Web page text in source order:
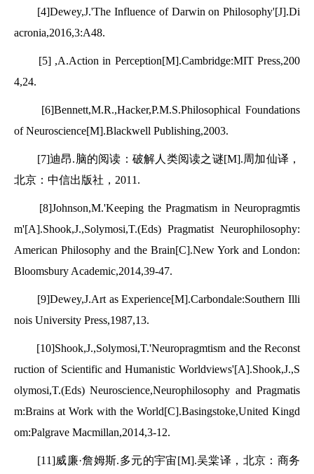
[4]Dewey,J.'The Influence of Darwin on Philosophy'[J].Di
acronia,2016,3:A48.
[5] ,A.Action in Perception[M].Cambridge:MIT Press,200
4,24.
[6]Bennett,M.R.,Hacker,P.M.S.Philosophical Foundations
of Neuroscience[M].Blackwell Publishing,2003.
[7]迪昂.脑的阅读：破解人类阅读之谜[M].周加仙译，
北京：中信出版社，2011.
[8]Johnson,M.'Keeping the Pragmatism in Neuropragmtis
m'[A].Shook,J.,Solymosi,T.(Eds) Pragmatist Neurophilosophy:
American Philosophy and the Brain[C].New York and London:
Bloomsbury Academic,2014,39-47.
[9]Dewey,J.Art as Experience[M].Carbondale:Southern Illi
nois University Press,1987,13.
[10]Shook,J.,Solymosi,T.'Neuropragmtism and the Reconst
ruction of Scientific and Humanistic Worldviews'[A].Shook,J.,S
olymosi,T.(Eds) Neuroscience,Neurophilosophy and Pragmatis
m:Brains at Work with the World[C].Basingstoke,United Kingd
om:Palgrave Macmillan,2014,3-12.
[11]威廉·詹姆斯.多元的宇宙[M].吴棠译，北京：商务